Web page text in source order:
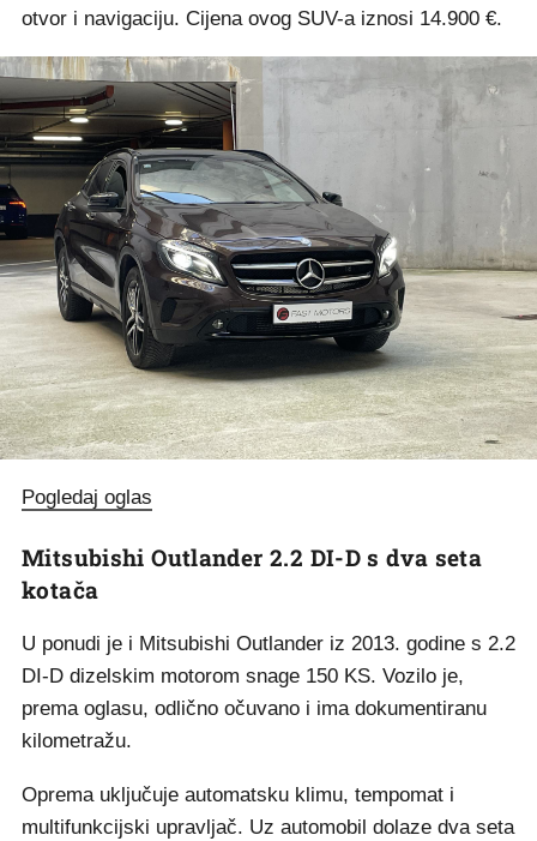
otvor i navigaciju. Cijena ovog SUV-a iznosi 14.900 €.
Pogledaj oglas
Mitsubishi Outlander 2.2 DI-D s dva seta
kotača
U ponudi je i Mitsubishi Outlander iz 2013. godine s 2.2
DI-D dizelskim motorom snage 150 KS. Vozilo je,
prema oglasu, odlično očuvano i ima dokumentiranu
kilometražu.
Oprema uključuje automatsku klimu, tempomat i
multifunkcijski upravljač. Uz automobil dolaze dva seta